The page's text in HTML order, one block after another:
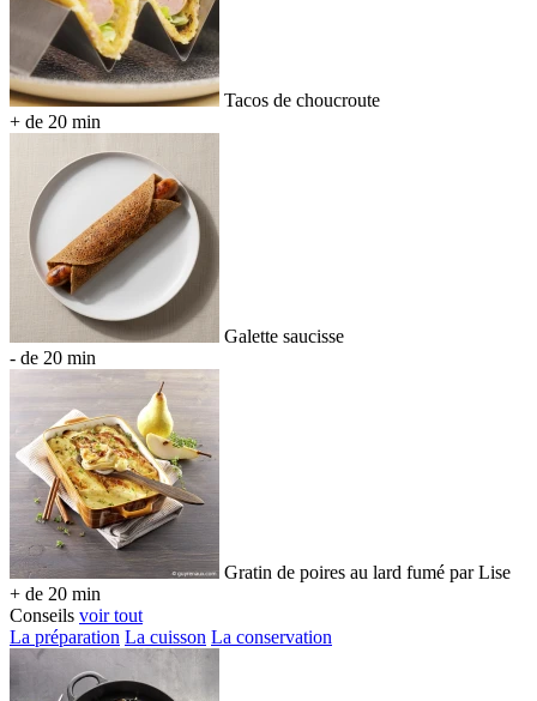
Tacos de choucroute
+ de 20 min
Galette saucisse
- de 20 min
Gratin de poires au lard fumé par Lise
+ de 20 min
Conseils voir tout
La préparation La cuisson La conservation